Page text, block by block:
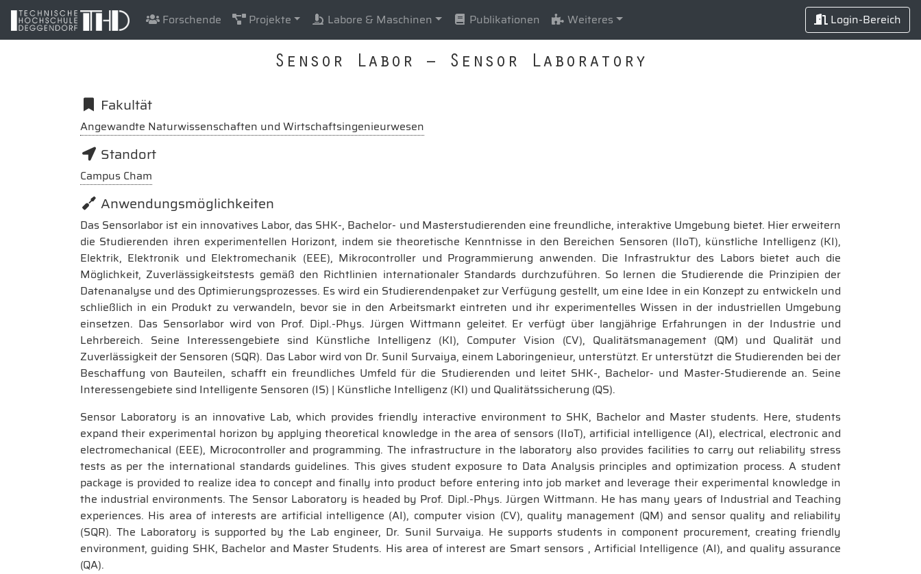
Forschende Projekte Labore & Maschinen Publikationen Weiteres Login-Bereich
Sensor Labor – Sensor Laboratory
Fakultät
Angewandte Naturwissenschaften und Wirtschaftsingenieurwesen
Standort
Campus Cham
Anwendungsmöglichkeiten
Das Sensorlabor ist ein innovatives Labor, das SHK-, Bachelor- und Masterstudierenden eine freundliche, interaktive Umgebung bietet. Hier erweitern
die Studierenden ihren experimentellen Horizont, indem sie theoretische Kenntnisse in den Bereichen Sensoren (IIoT), künstliche Intelligenz (KI),
Elektrik, Elektronik und Elektromechanik (EEE), Mikrocontroller und Programmierung anwenden. Die Infrastruktur des Labors bietet auch die
Möglichkeit, Zuverlässigkeitstests gemäß den Richtlinien internationaler Standards durchzuführen. So lernen die Studierende die Prinzipien der
Datenanalyse und des Optimierungsprozesses. Es wird ein Studierendenpaket zur Verfügung gestellt, um eine Idee in ein Konzept zu entwickeln und
schließlich in ein Produkt zu verwandeln, bevor sie in den Arbeitsmarkt eintreten und ihr experimentelles Wissen in der industriellen Umgebung
einsetzen. Das Sensorlabor wird von Prof. Dipl.-Phys. Jürgen Wittmann geleitet. Er verfügt über langjährige Erfahrungen in der Industrie und
Lehrbereich. Seine Interessengebiete sind Künstliche Intelligenz (KI), Computer Vision (CV), Qualitätsmanagement (QM) und Qualität und
Zuverlässigkeit der Sensoren (SQR). Das Labor wird von Dr. Sunil Survaiya, einem Laboringenieur, unterstützt. Er unterstützt die Studierenden bei der
Beschaffung von Bauteilen, schafft ein freundliches Umfeld für die Studierenden und leitet SHK-, Bachelor- und Master-Studierende an. Seine
Interessengebiete sind Intelligente Sensoren (IS) | Künstliche Intelligenz (KI) und Qualitätssicherung (QS).
Sensor Laboratory is an innovative Lab, which provides friendly interactive environment to SHK, Bachelor and Master students. Here, students
expand their experimental horizon by applying theoretical knowledge in the area of sensors (IIoT), artificial intelligence (AI), electrical, electronic and
electromechanical (EEE), Microcontroller and programming. The infrastructure in the laboratory also provides facilities to carry out reliability stress
tests as per the international standards guidelines. This gives student exposure to Data Analysis principles and optimization process. A student
package is provided to realize idea to concept and finally into product before entering into job market and leverage their experimental knowledge in
the industrial environments. The Sensor Laboratory is headed by Prof. Dipl.-Phys. Jürgen Wittmann. He has many years of Industrial and Teaching
experiences. His area of interests are artificial intelligence (AI), computer vision (CV), quality management (QM) and sensor quality and reliability
(SQR). The Laboratory is supported by the Lab engineer, Dr. Sunil Survaiya. He supports students in component procurement, creating friendly
environment, guiding SHK, Bachelor and Master Students. His area of interest are Smart sensors , Artificial Intelligence (AI), and quality assurance
(QA).